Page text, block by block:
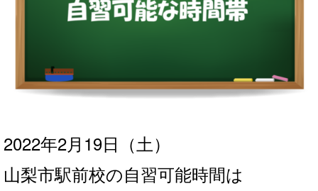
2022年2月19日 （土）
山梨市駅前校の自習可能時間は